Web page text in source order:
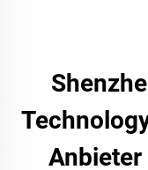
Anbieter